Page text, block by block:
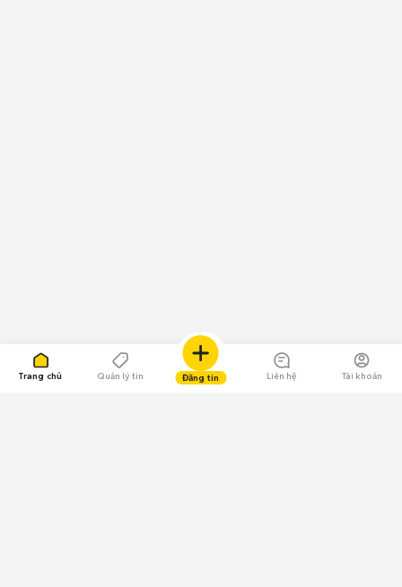
Trang chủ Quản lý tin Đăng tin Liên hệ Tài khoản